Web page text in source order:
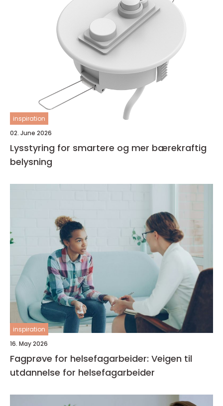
inspiration
02. June 2026
Lysstyring for smartere og mer bærekraftig
belysning
inspiration
16. May 2026
Fagprøve for helsefagarbeider: Veigen til
utdannelse for helsefagarbeider